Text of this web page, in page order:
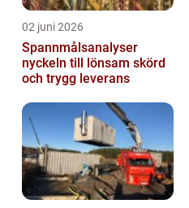
02 juni 2026
Spannmålsanalyser
nyckeln till lönsam skörd
och trygg leverans